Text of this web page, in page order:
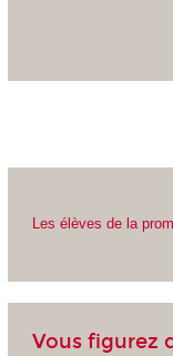
Les élèves de la
Vous figurez